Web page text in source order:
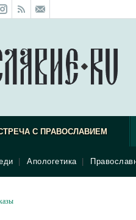
С ПРАВОСЛАВИЕМ
Апологетика